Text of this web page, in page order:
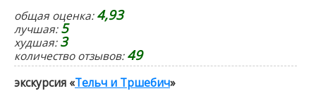
общая оценка:4,93
лучшая:5
худшая:3
количество отзывов:49
экскурсия «Тельч и Тршебич»